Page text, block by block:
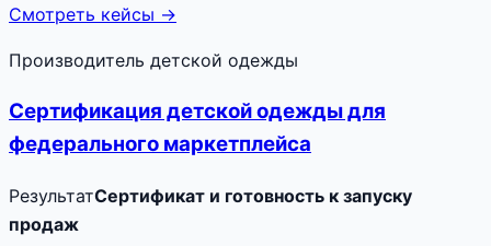
Смотреть кейсы →
Производитель детской одежды
Сертификация детской одежды для
федерального маркетплейса
РезультатСертификат и готовность к запуску
продаж